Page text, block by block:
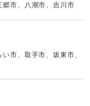
郷市、八潮市、吉川市
市、取手市、坂東市、